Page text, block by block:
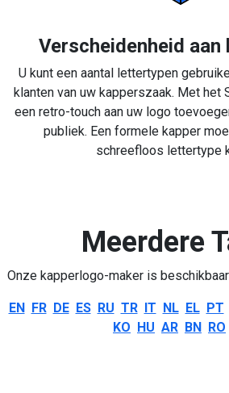
Verscheidenheid
U kunt een aantal lettertypen
klanten van uw kapperszaak. Met het
een retro-touch aan uw logo
publiek. Een formele kapper
schreefloos lettertype
Meerdere
Onze kapperlogo-maker is
EN FR DE ES RU TR IT NL EL PT
KO HU AR BN RO